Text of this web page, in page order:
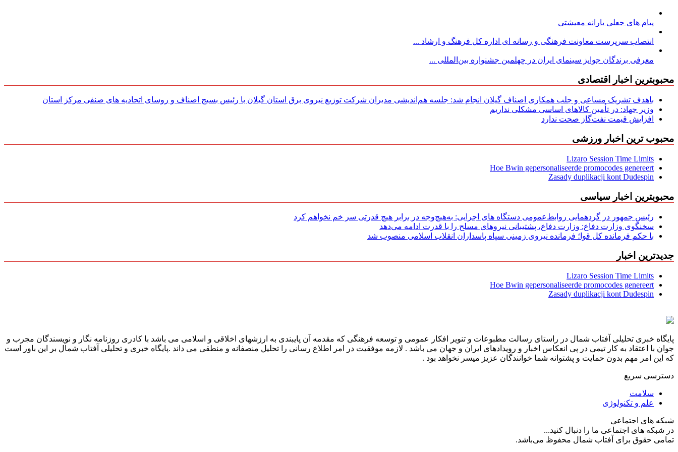
پیام های جعلی یارانه معیشتی
انتصاب سرپرست معاونت فرهنگی و رسانه ای اداره کل فرهنگ و ارشاد ...
معرفی برندگان جوایز سینمای ایران در چهلمین جشنواره بین‌المللی ...
محبوبترین اخبار اقتصادی
باهدف تشریک مساعی و جلب همکاری اصناف گیلان انجام شد: جلسه هم‌اندیشی مدیران شركت توزیع نیروی برق استان گیلان با رئیس بسیج اصناف و روسای اتحادیه های صنفی مركز استان
وزیر جهاد: در تأمین کالاهای اساسی مشکلی نداریم
افزایش قیمت نفت‌گاز صحت ندارد
محبوب ترین اخبار ورزشی
Lizaro Session Time Limits
Hoe Bwin gepersonaliseerde promocodes genereert
Zasady duplikacji kont Dudespin
محبوبترین اخبار سیاسی
رئیس جمهور در گردهمایی روابط‌عمومی دستگاه های اجرایی: به‌هیچ‌وجه در برابر هیچ قدرتی سر خم نخواهم کرد
سخنگوی وزارت دفاع: وزارت دفاع، پشتیبانی نیرو‌های مسلح را با قدرت ادامه می‌دهد
با حکم فرمانده کل قوا؛ فرمانده نیروی زمینی سپاه پاسداران انقلاب اسلامی منصوب شد
جدیدترین اخبار
Lizaro Session Time Limits
Hoe Bwin gepersonaliseerde promocodes genereert
Zasady duplikacji kont Dudespin
پایگاه خبری تحلیلی آفتاب شمال در راستای رسالت مطبوعات و تنویر افکار عمومی و توسعه فرهنگی که مقدمه آن پایبندی به ارزشهای اخلاقی و اسلامی می باشد با کادری روزنامه نگار و نویسندگان مجرب و
جوان با اعتقاد به کار تیمی در پی انعکاس اخبار و رویدادهای ایران و جهان می باشد . لازمه موفقیت در امر اطلاع رسانی را تحلیل منصفانه و منطقی می داند .پایگاه خبری و تحلیلی آفتاب شمال بر این باور است
که این امر مهم بدون حمایت و پشتوانه شما خوانندگان عزیز میسر نخواهد بود .
دسترسی سریع
سلامت
علم و تکنولوژی
شبکه های اجتماعی
در شبکه های اجتماعی ما را دنبال کنید...
تمامی حقوق برای آفتاب شمال محفوظ می‌باشد.